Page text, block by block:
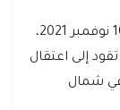
عرضت الولايات المتحدة الأمريكية، الأربعاء 10 نوفمبر 2021،
تقود إلى اعتقال
في شمال